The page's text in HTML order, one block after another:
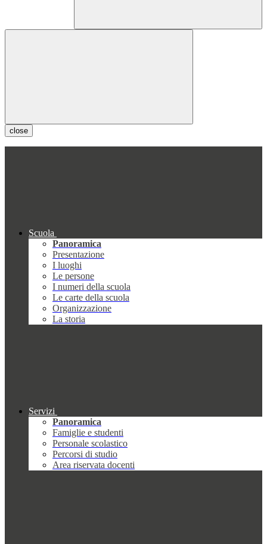
close
Scuola
Panoramica
Presentazione
I luoghi
Le persone
I numeri della scuola
Le carte della scuola
Organizzazione
La storia
Servizi
Panoramica
Famiglie e studenti
Personale scolastico
Percorsi di studio
Area riservata docenti